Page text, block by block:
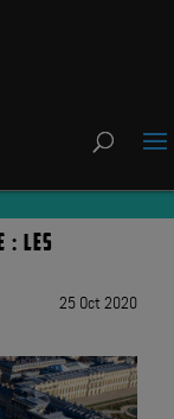
: LES
25 Oct 2020